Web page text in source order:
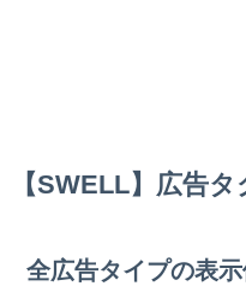
【SWELL】広告
全広告タイプの表示